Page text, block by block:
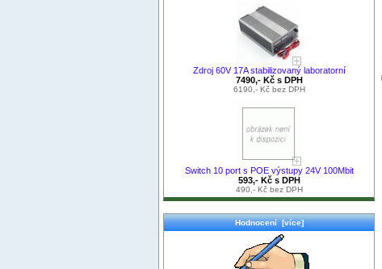
Zdroj 60V 17A stabilizovaný laboratorní
7490,- Kč s DPH
6190,- Kč bez DPH
Switch 10 port s POE výstupy 24V 100Mbit
593,- Kč s DPH
490,- Kč bez DPH
Hodnocení [více]